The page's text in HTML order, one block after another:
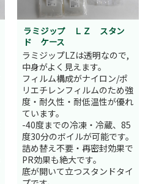
ラミジップ ＬＺ スタン
ド ケース
ラミジップLZは透明なので,
中身がよく見えます。
フィルム構成がナイロン/ポ
リエチレンフィルムのため強
度・耐久性・耐低温性が優れ
ています。
-40度までの冷凍・冷蔵、85
度30分のボイルが可能です。
詰め替え不要・再密封効果で
PR効果も絶大です。
底が開いて立つスタンドタイ